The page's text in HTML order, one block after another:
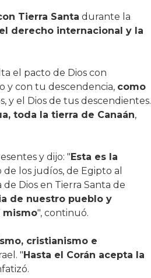
Tierra Santa durante la
derecho internacional y la
el pacto de Dios con
y con tu descendencia, como
y el Dios de tus descendientes.
toda la tierra de Canaán,
y dijo: "Esta es la
los judíos, de Egipto al
Dios en Tierra Santa de
de nuestro pueblo y
mismo", continuó.
cristianismo e
"Hasta el Corán acepta la